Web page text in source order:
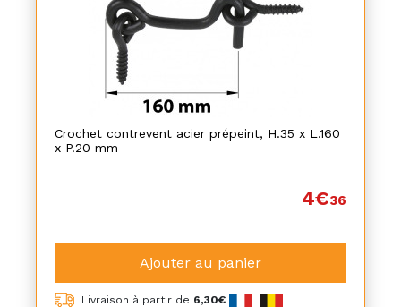
Crochet contrevent acier prépeint, H.35 x L.160
x P.20 mm
4€36
Ajouter au panier
Livraison à partir de 6,30€